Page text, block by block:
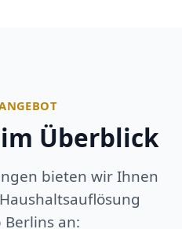
Überblick
bieten wir Ihnen
an: